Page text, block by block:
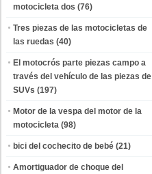
motocicleta dos (76)
Tres piezas de las motocicletas de
las ruedas (40)
El motocrós parte piezas campo a
través del vehículo de las piezas de
SUVs (197)
Motor de la vespa del motor de la
motocicleta (98)
bici del cochecito de bebé (21)
Amortiguador de choque del